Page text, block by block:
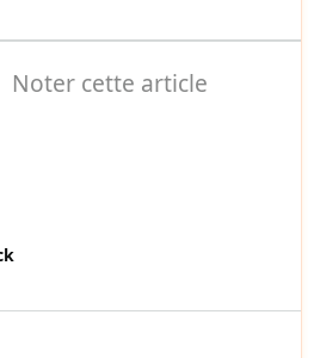
Noter cette article